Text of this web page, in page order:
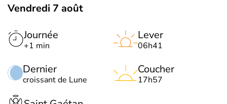
Vendredi 7 août
Journée
+1 min
Dernier
croissant de Lune
Lever
06h41
Coucher
17h57